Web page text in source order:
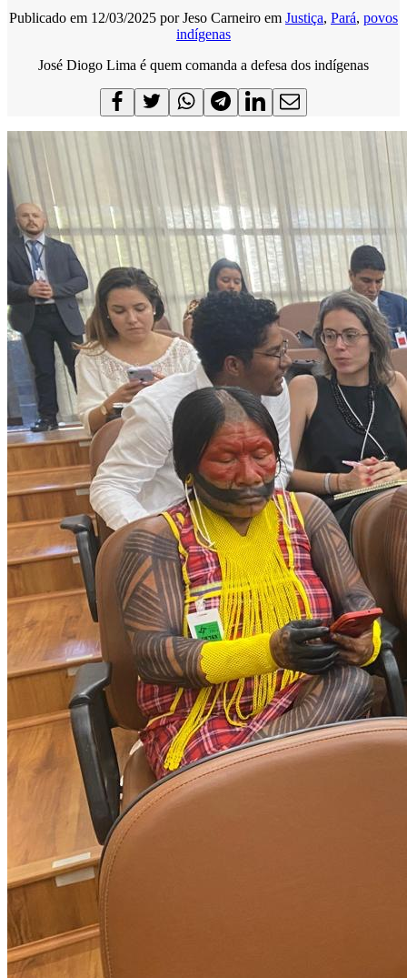
Publicado em 12/03/2025 porJeso Carneiro em Justiça, Pará, povos
indígenas
José Diogo Lima é quem comanda a defesa dos indígenas